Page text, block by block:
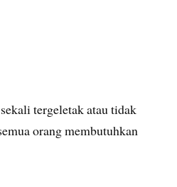
tergeletak atau tidak
orang membutuhkan